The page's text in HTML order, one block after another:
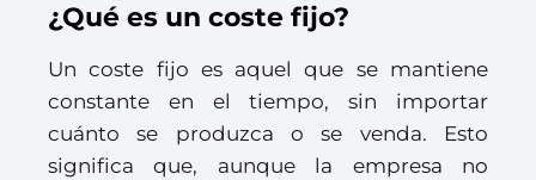
¿Qué es un coste fijo?
Un coste fijo es aquel que se mantiene
constante en el tiempo, sin importar
cuánto se produzca o se venda. Esto
significa que, aunque la empresa no